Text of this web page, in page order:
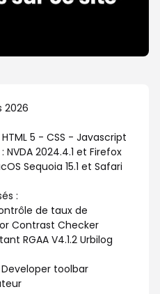
2026
5 - CSS - Javascript
2024.4.1 et Firefox
Sequoia 15.1 et Safari
:
de taux de
Contrast Checker
RGAA V4.1.2 Urbilog
toolbar